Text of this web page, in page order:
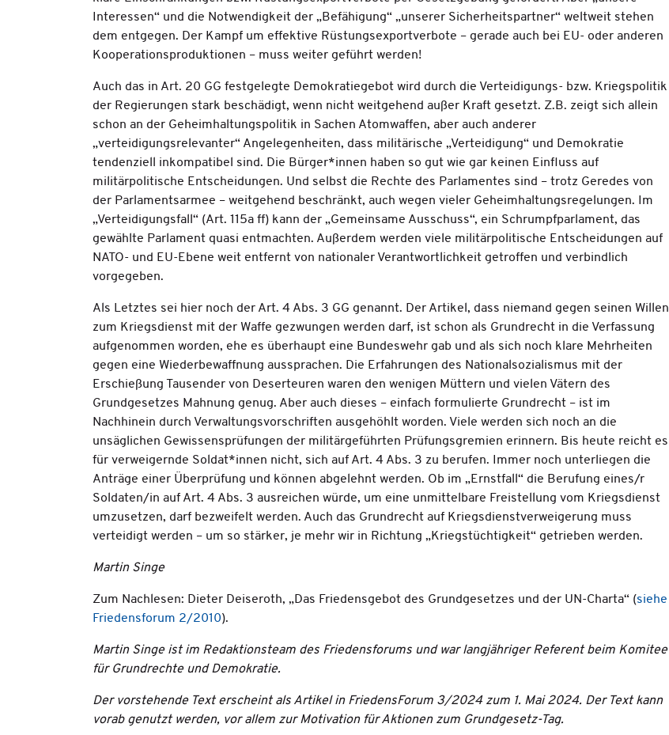
Interessen“ und die Notwendigkeit der „Befähigung“ „unserer Sicherheitspartner“ weltweit stehen
dem entgegen. Der Kampf um effektive Rüstungsexportverbote – gerade auch bei EU- oder anderen
Kooperationsproduktionen – muss weiter geführt werden!
Auch das in Art. 20 GG festgelegte Demokratiegebot wird durch die Verteidigungs- bzw. Kriegspolitik
der Regierungen stark beschädigt, wenn nicht weitgehend außer Kraft gesetzt. Z.B. zeigt sich allein
schon an der Geheimhaltungspolitik in Sachen Atomwaffen, aber auch anderer
„verteidigungsrelevanter“ Angelegenheiten, dass militärische „Verteidigung“ und Demokratie
tendenziell inkompatibel sind. Die Bürger*innen haben so gut wie gar keinen Einfluss auf
militärpolitische Entscheidungen. Und selbst die Rechte des Parlamentes sind – trotz Geredes von
der Parlamentsarmee – weitgehend beschränkt, auch wegen vieler Geheimhaltungsregelungen. Im
„Verteidigungsfall“ (Art. 115a ff) kann der „Gemeinsame Ausschuss“, ein Schrumpfparlament, das
gewählte Parlament quasi entmachten. Außerdem werden viele militärpolitische Entscheidungen auf
NATO- und EU-Ebene weit entfernt von nationaler Verantwortlichkeit getroffen und verbindlich
vorgegeben.
Als Letztes sei hier noch der Art. 4 Abs. 3 GG genannt. Der Artikel, dass niemand gegen seinen Willen
zum Kriegsdienst mit der Waffe gezwungen werden darf, ist schon als Grundrecht in die Verfassung
aufgenommen worden, ehe es überhaupt eine Bundeswehr gab und als sich noch klare Mehrheiten
gegen eine Wiederbewaffnung aussprachen. Die Erfahrungen des Nationalsozialismus mit der
Erschießung Tausender von Deserteuren waren den wenigen Müttern und vielen Vätern des
Grundgesetzes Mahnung genug. Aber auch dieses – einfach formulierte Grundrecht – ist im
Nachhinein durch Verwaltungsvorschriften ausgehöhlt worden. Viele werden sich noch an die
unsäglichen Gewissensprüfungen der militärgeführten Prüfungsgremien erinnern. Bis heute reicht es
für verweigernde Soldat*innen nicht, sich auf Art. 4 Abs. 3 zu berufen. Immer noch unterliegen die
Anträge einer Überprüfung und können abgelehnt werden. Ob im „Ernstfall“ die Berufung eines/r
Soldaten/in auf Art. 4 Abs. 3 ausreichen würde, um eine unmittelbare Freistellung vom Kriegsdienst
umzusetzen, darf bezweifelt werden. Auch das Grundrecht auf Kriegsdienstverweigerung muss
verteidigt werden – um so stärker, je mehr wir in Richtung „Kriegstüchtigkeit“ getrieben werden.
Martin Singe
Zum Nachlesen: Dieter Deiseroth, „Das Friedensgebot des Grundgesetzes und der UN-Charta“ (siehe
Friedensforum 2/2010).
Martin Singe ist im Redaktionsteam des Friedensforums und war langjähriger Referent beim Komitee
für Grundrechte und Demokratie.
Der vorstehende Text erscheint als Artikel in FriedensForum 3/2024 zum 1. Mai 2024. Der Text kann
vorab genutzt werden, vor allem zur Motivation für Aktionen zum Grundgesetz-Tag.